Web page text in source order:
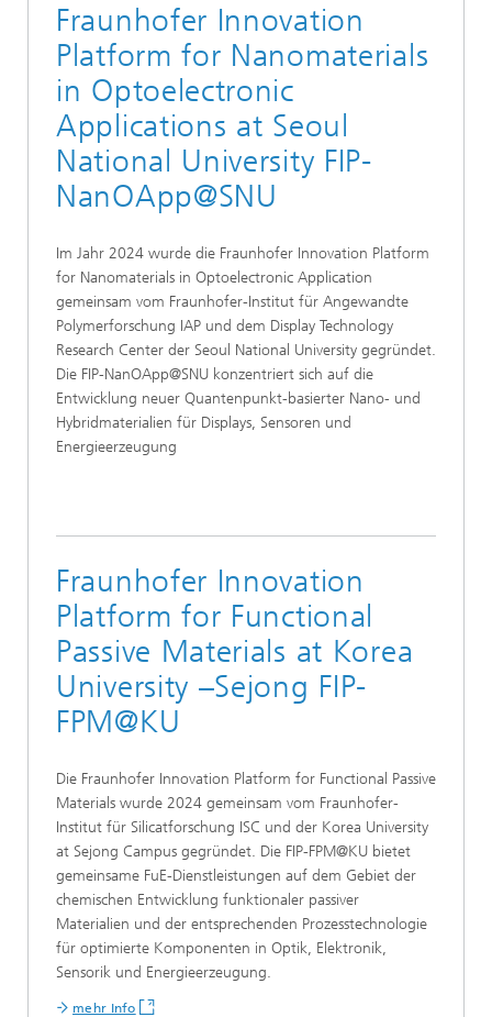
Fraunhofer Innovation
Platform for Nanomaterials
in Optoelectronic
Applications at Seoul
National University FIP-
NanOApp@SNU
Im Jahr 2024 wurde die Fraunhofer Innovation Platform
for Nanomaterials in Optoelectronic Application
gemeinsam vom Fraunhofer-Institut für Angewandte
Polymerforschung IAP und dem Display Technology
Research Center der Seoul National University gegründet.
Die FIP-NanOApp@SNU konzentriert sich auf die
Entwicklung neuer Quantenpunkt-basierter Nano- und
Hybridmaterialien für Displays, Sensoren und
Energieerzeugung
Fraunhofer Innovation
Platform for Functional
Passive Materials at Korea
University –Sejong FIP-
FPM@KU
Die Fraunhofer Innovation Platform for Functional Passive
Materials wurde 2024 gemeinsam vom Fraunhofer-
Institut für Silicatforschung ISC und der Korea University
at Sejong Campus gegründet. Die FIP-FPM@KU bietet
gemeinsame FuE-Dienstleistungen auf dem Gebiet der
chemischen Entwicklung funktionaler passiver
Materialien und der entsprechenden Prozesstechnologie
für optimierte Komponenten in Optik, Elektronik,
Sensorik und Energieerzeugung.
mehr Info